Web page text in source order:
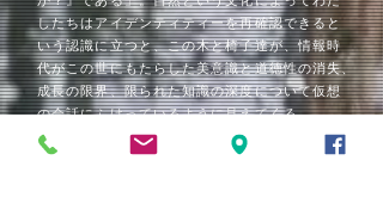
したちはアイデンティティーを再確認できると
いう認識に立つと、この木と椅子達が、情報時
代がこの世にもたらした美意識と道徳性の消失、
成長の限界、限られた知識の深度について仮想
の会話にふけっているように見えてくる
​ジョン K グランデ 訳 今田勝